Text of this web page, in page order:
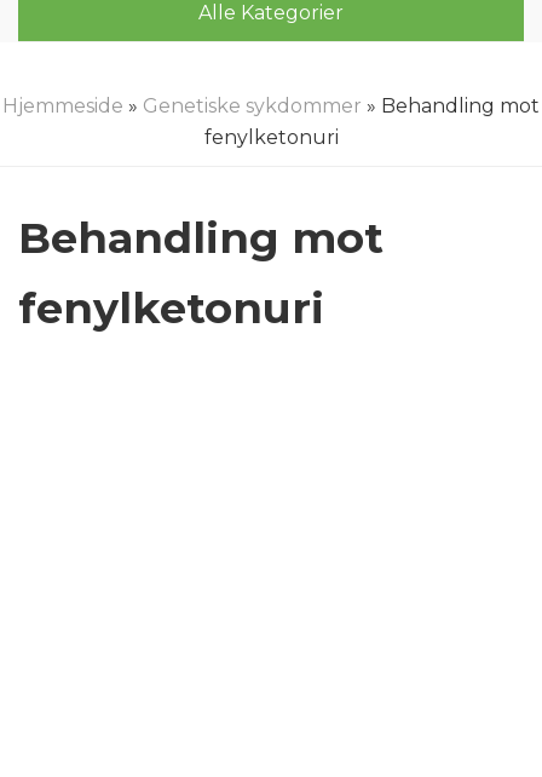
Alle Kategorier
Hjemmeside » Genetiske sykdommer » Behandling mot
fenylketonuri
Behandling mot
fenylketonuri